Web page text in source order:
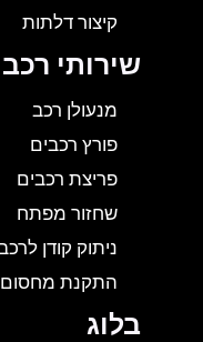
קיצור דלתות
שירותי רכב
מנעולן רכב
פורץ רכבים
פריצת רכבים
שחזור מפתח
ניתוק קודן לרכב
התקנת מחסום חניה
בלוג